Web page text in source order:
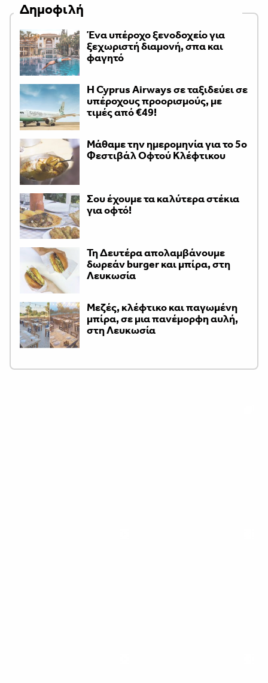
Δημοφιλή
Ένα υπέροχο ξενοδοχείο για
ξεχωριστή διαμονή, σπα και
φαγητό
H Cyprus Airways σε ταξιδεύει σε
υπέροχους προορισμούς, με
τιμές από €49!
Μάθαμε την ημερομηνία για το 5ο
Φεστιβάλ Οφτού Κλέφτικου
Σου έχουμε τα καλύτερα στέκια
για οφτό!
Τη Δευτέρα απολαμβάνουμε
δωρεάν burger και μπίρα, στη
Λευκωσία
Μεζές, κλέφτικο και παγωμένη
μπίρα, σε μια πανέμορφη αυλή,
στη Λευκωσία